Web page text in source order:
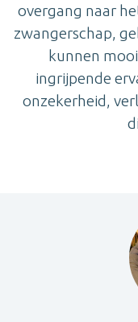
overgang naar
zwangerschap,
kunnen
ingrijpende
onzekerheid,